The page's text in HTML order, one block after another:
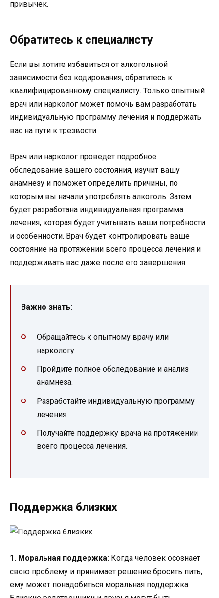
привычек.
Обратитесь к специалисту
Если вы хотите избавиться от алкогольной
зависимости без кодирования, обратитесь к
квалифицированному специалисту. Только опытный
врач или нарколог может помочь вам разработать
индивидуальную программу лечения и поддержать
вас на пути к трезвости.
Врач или нарколог проведет подробное
обследование вашего состояния, изучит вашу
анамнезу и поможет определить причины, по
которым вы начали употреблять алкоголь. Затем
будет разработана индивидуальная программа
лечения, которая будет учитывать ваши потребности
и особенности. Врач будет контролировать ваше
состояние на протяжении всего процесса лечения и
поддерживать вас даже после его завершения.
Важно знать:
Обращайтесь к опытному врачу или
наркологу.
Пройдите полное обследование и анализ
анамнеза.
Разработайте индивидуальную программу
лечения.
Получайте поддержку врача на протяжении
всего процесса лечения.
Поддержка близких
1. Моральная поддержка: Когда человек осознает
свою проблему и принимает решение бросить пить,
ему может понадобиться моральная поддержка.